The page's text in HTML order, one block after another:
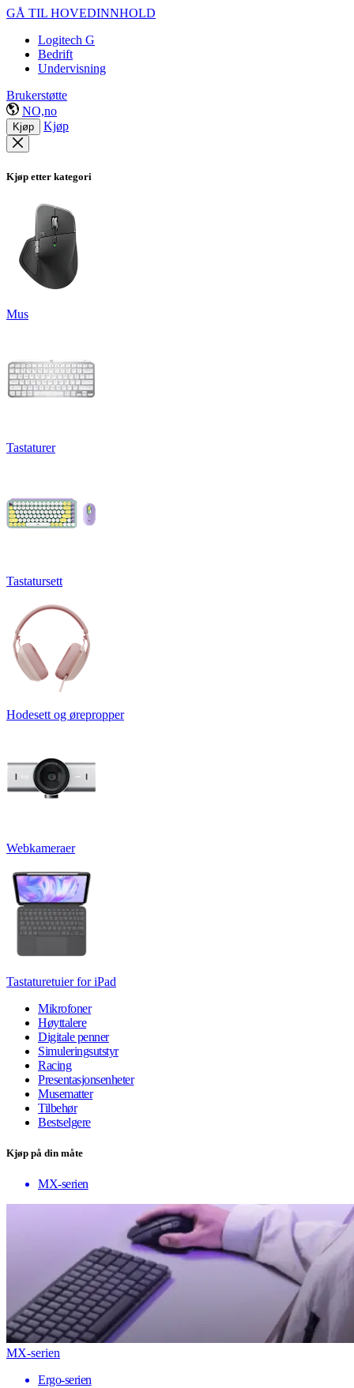
GÅ TIL HOVEDINNHOLD
Logitech G
Bedrift
Undervisning
Brukerstøtte
NO,no
Kjøp Kjøp
Kjøp etter kategori
Mus
Tastaturer
Tastatursett
Hodesett og ørepropper
Webkameraer
Tastaturetuier for iPad
Mikrofoner
Høyttalere
Digitale penner
Simuleringsutstyr
Racing
Presentasjonsenheter
Musematter
Tilbehør
Bestselgere
Kjøp på din måte
MX-serien
MX-serien
Ergo-serien